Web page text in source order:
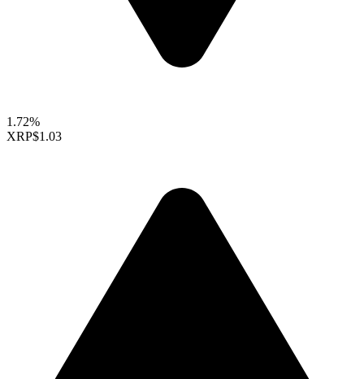
1.72%
XRP$1.03